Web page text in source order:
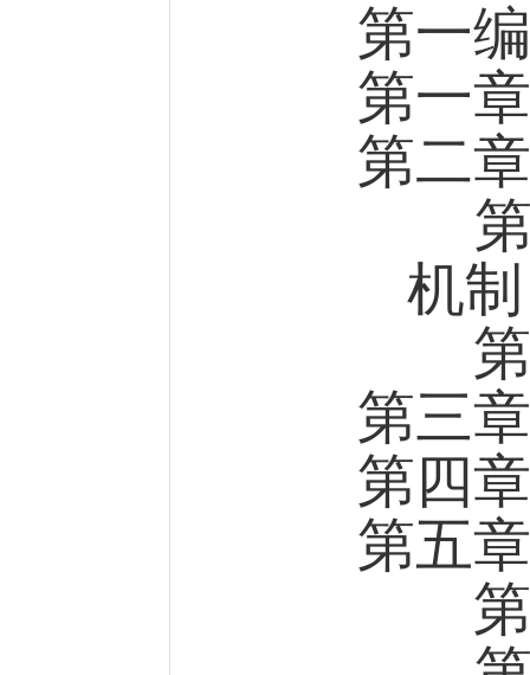
第
第一
第二
第
机制
第
第三
第四
第五
第